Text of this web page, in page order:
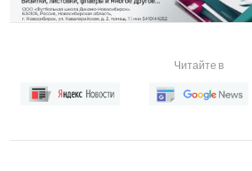
Читайте в